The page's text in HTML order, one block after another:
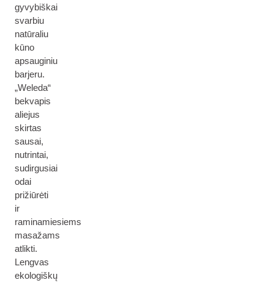
gyvybiškai
svarbiu
natūraliu
kūno
apsauginiu
barjeru.
„Weleda“
bekvapis
aliejus
skirtas
sausai,
nutrintai,
sudirgusiai
odai
prižiūrėti
ir
raminamiesiems
masažams
atlikti.
Lengvas
ekologiškų